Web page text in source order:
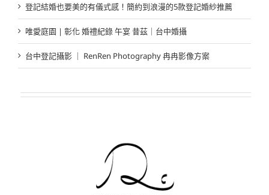
登記結婚也要美的有儀式感！簡約到浪漫的5款登記婚紗推薦
唯愛庭園 | 彰化 婚禮紀錄 午宴 昔茲｜台中婚攝
台中登記攝影 ｜ RenRen Photography 冉冉影像方案